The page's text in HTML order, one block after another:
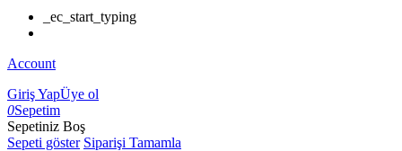
_ec_start_typing
Account
Giriş YapÜye ol
0Sepetim
Sepetiniz Boş
Sepeti göster Siparişi Tamamla